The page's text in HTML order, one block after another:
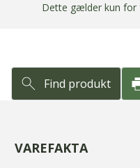
Dette gælder kun for
Find produkt
VAREFAKTA